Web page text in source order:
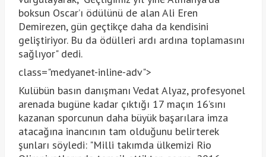
boksun Oscar’ı ödülünü de alan Ali Eren
Demirezen, gün geçtikçe daha da kendisini
geliştiriyor. Bu da ödülleri ardı ardına toplamasını
sağlıyor" dedi.
class="medyanet-inline-adv">
Kulübün basın danışmanı Vedat Alyaz, profesyonel
arenada bugüne kadar çıktığı 17 maçın 16’sını
kazanan sporcunun daha büyük başarılara imza
atacağına inancının tam olduğunu belirterek
şunları söyledi: "Milli takımda ülkemizi Rio